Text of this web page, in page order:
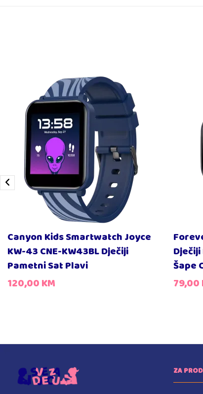
Canyon Kids Smartwatch Joyce
KW-43 CNE-KW43BL Dječiji
Pametni Sat Plavi
120,00KM
Šape
79,00
ZA